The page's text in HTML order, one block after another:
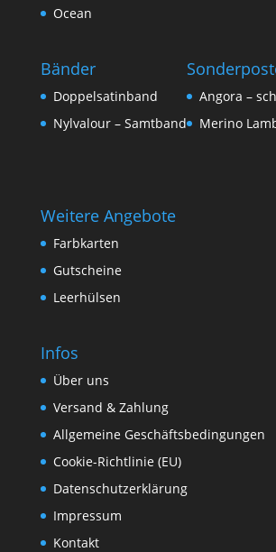
Ocean
Bänder
Doppelsatinband
Nylvalour – Samtband
Angora –
Merino
Weitere Angebote
Farbkarten
Gutscheine
Leerhülsen
Infos
Über uns
Versand & Zahlung
Allgemeine Geschäftsbedingungen
Cookie-Richtlinie (EU)
Datenschutzerklärung
Impressum
Kontakt